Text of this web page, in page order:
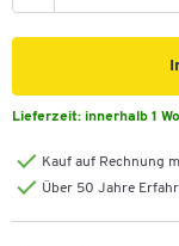
Lieferzeit: innerhalb 1
Kauf auf Rechnung
Über 50 Jahre